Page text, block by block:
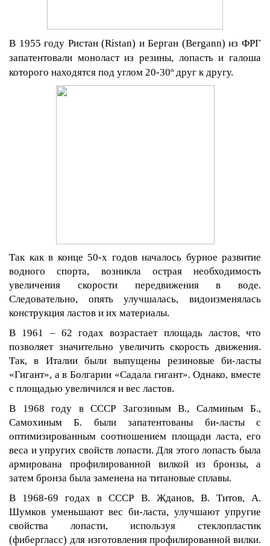
В 1955 году Ристан (Ristan) и Берган (Bergann) из ФРГ
запатентовали моноласт из резины, лопасть и галоша
которого находятся под углом 20-30º друг к другу.
Так как в конце 50-х годов началось бурное развитие
водного спорта, возникла острая необходимость
увеличения скорости передвижения в воде.
Следовательно, опять улучшалась, видоизменялась
конструкция ластов и их материалы.
В 1961 – 62 годах возрастает площадь ластов, что
позволяет значительно увеличить скорость движения.
Так, в Италии были выпущены резиновые би-ласты
«Гигант», а в Болгарии «Садала гигант». Однако, вместе
с площадью увеличился и вес ластов.
В 1968 году в СССР Загозиным В., Салминым Б.,
Самохиным Б. были запатентованы би-ласты с
оптимизированным соотношением площади ласта, его
веса и упругих свойств лопасти. Для этого лопасть была
армирована профилированной вилкой из бронзы, а
затем бронза была заменена на титановые сплавы.
В 1968-69 годах в СССР В. Жданов, В. Титов, А.
Шумков уменьшают вес би-ласта, улучшают упругие
свойства лопасти, используя стеклопластик
(фибергласс) для изготовления профилированной вилки.